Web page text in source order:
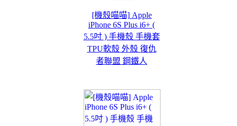
[機殼喵喵] Apple
iPhone 6S Plus i6+ (
5.5吋 ) 手機殼 手機套
TPU軟殼 外殼 復仇
者聯盟 鋼鐵人